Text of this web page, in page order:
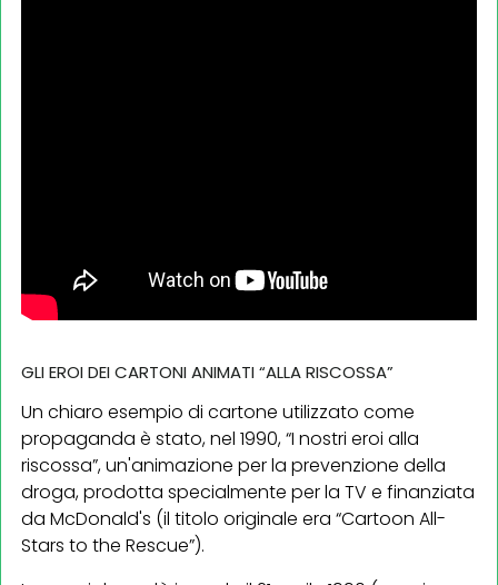
GLI EROI DEI CARTONI ANIMATI “ALLA RISCOSSA”
Un chiaro esempio di cartone utilizzato come
propaganda è stato, nel 1990, “I nostri eroi alla
riscossa”, un'animazione per la prevenzione della
droga, prodotta specialmente per la TV e finanziata
da McDonald's (il titolo originale era “Cartoon All-
Stars to the Rescue”).